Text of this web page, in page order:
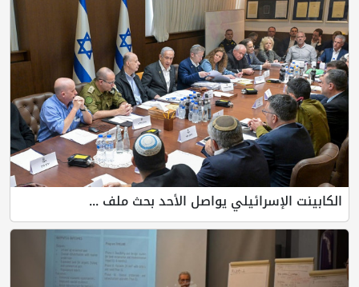
يواصل الأحد بحث ملف ...